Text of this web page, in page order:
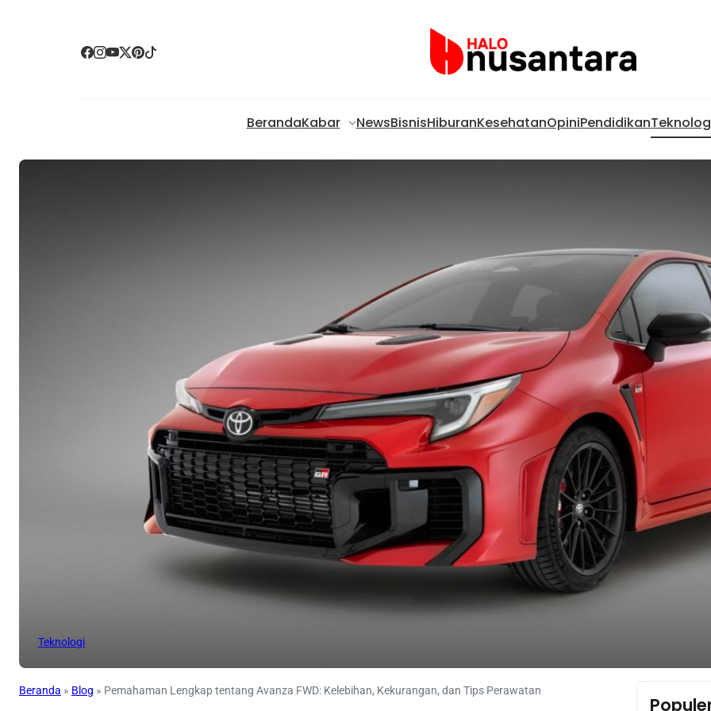
BerandaKabar NewsBisnisHiburanKesehatanOpiniPendidikan
Teknologi
Beranda » Blog » Pemahaman Lengkap tentang Avanza FWD: Kelebihan, Kekurangan, dan Tips Perawatan